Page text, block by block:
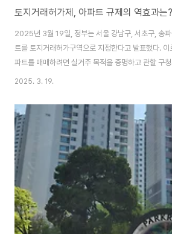
2025년 3월 19일, 정부는 서울 강남구, 서초구, 송
트를 토지거래허가구역으로 지정한다고 발표했다.
파트를 매매하려면 실거주 목적을 증명하고 관할 구
이번 조치는 부동산 시장 과열을 막고 투기를 억제하
제 대상에서 제외되었기 때문에, ‘풍선효과’가 나타
가 가져올 시장 변화와 예상되는 문제점을 자세히 살
의 핵심 내용토지거래허가제는 특정 지역에서 일정
때 허가를 받도록 하는 제도다. 이번 정책은 기존의 토
남·서초·송파·용산의 ..
2025. 3. 19.